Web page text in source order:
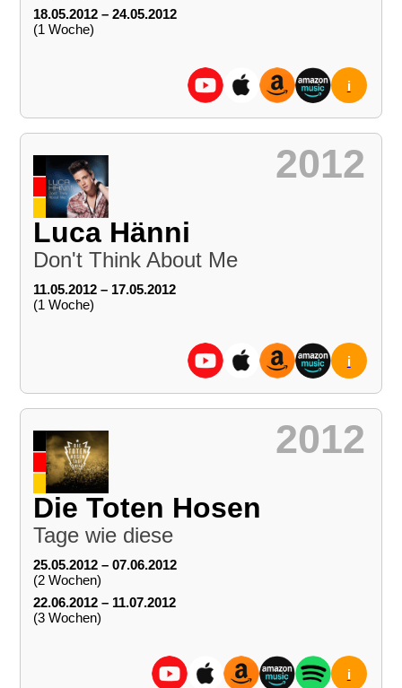
18.05.2012 – 24.05.2012
(1 Woche)
i
2012
Luca Hänni
Don't Think About Me
11.05.2012 – 17.05.2012
(1 Woche)
i
2012
Die Toten Hosen
Tage wie diese
25.05.2012 – 07.06.2012
(2 Wochen)
22.06.2012 – 11.07.2012
(3 Wochen)
i